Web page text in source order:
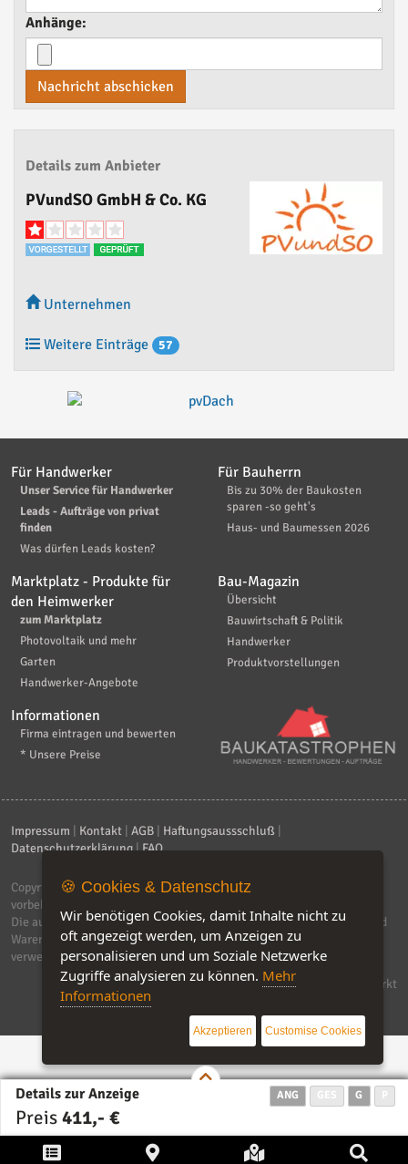
Anhänge:
Nachricht abschicken
Details zum Anbieter
PVundSO GmbH & Co. KG
Unternehmen
Weitere Einträge 57
Details zur Anzeige ANG G
Preis411,- €
Für Handwerker
Unser Service für Handwerker
Leads - Aufträge von privat
finden
Was dürfen Leads kosten?
Für Bauherrn
Bis zu 30% der Baukosten
sparen -so geht's
Haus- und Baumessen 2026
Marktplatz - Produkte für
den Heimwerker
zum Marktplatz
Photovoltaik und mehr
Garten
Handwerker-Angebote
Bau-Magazin
Übersicht
Bauwirtschaft & Politik
Handwerker
Produktvorstellungen
Informationen
Firma eintragen und bewerten
* Unsere Preise
Impressum Kontakt AGB Haftungsaussschluß
Datenschutzerklärung|FAQ
Copyright © 2026ebiz-consult GmbH & Co. KG
vorbehalten.
Die auf dieser Seite verwendeten Produktbezeichnungen, Namen und
Warenzeichen sind Eigentum der jeweiligen Firmen. Unser Portal
verwendet Affiliat-Links, für dir wir Geld erhalten.
Software by IQ-Markt
🍪 Cookies & Datenschutz
Wir benötigen Cookies, damit Inhalte nicht zu
oft angezeigt werden, um Anzeigen zu
personalisieren und um Soziale Netzwerke
Zugriffe analysieren zu können. Mehr
Informationen
Akzeptieren Customise Cookies